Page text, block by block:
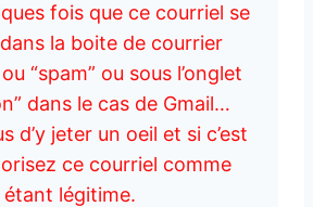
fois que ce courriel se
la boite de courrier
“spam” ou sous l’onglet
dans le cas de Gmail…
d’y jeter un oeil et si c’est
ce courriel comme
étant légitime.